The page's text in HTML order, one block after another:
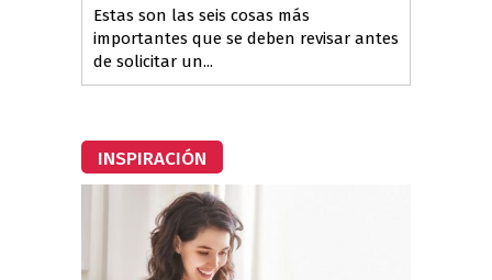
Estas son las seis cosas más
importantes que se deben revisar antes
de solicitar un...
INSPIRACIÓN